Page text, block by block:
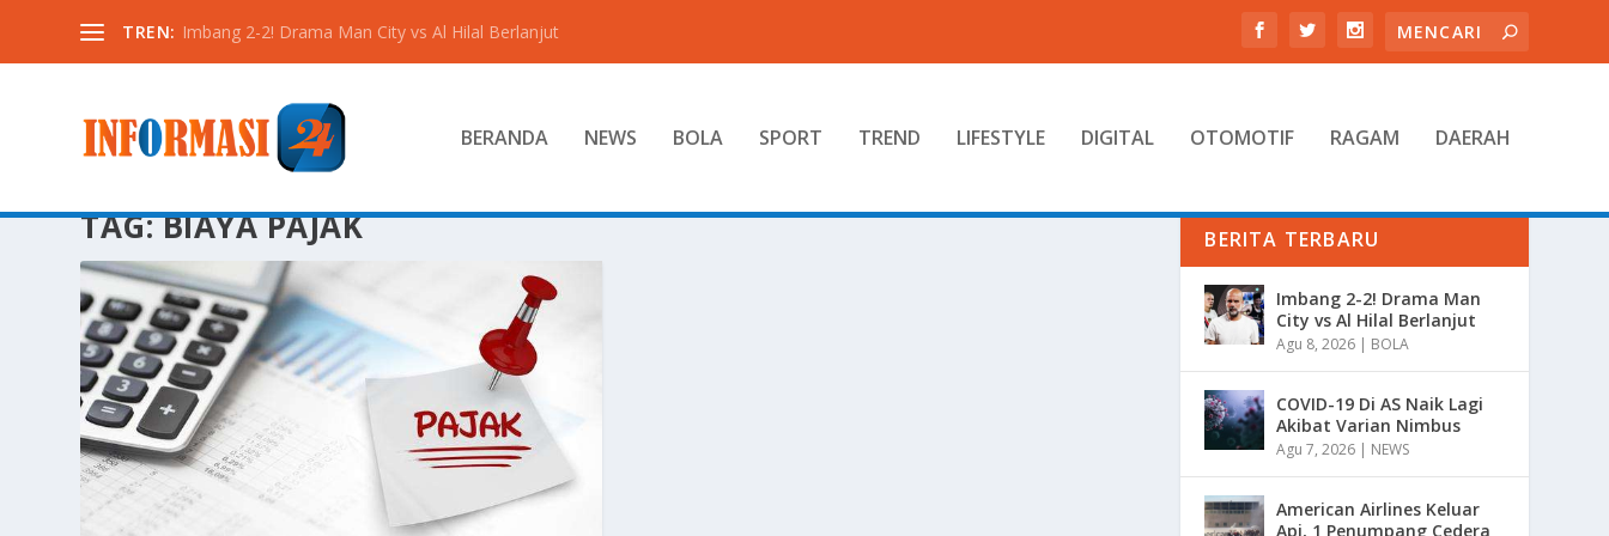
TREN: Imbang 2-2! Drama Man City vs Al Hilal Berlanjut
BERANDA NEWS BOLA SPORT TREND LIFESTYLE DIGITAL OTOMOTIF RAGAM DAERAH
TAG:BIAYA PAJAK BERITA TERBARU
Imbang 2-2! Drama Man
City vs Al Hilal Berlanjut
Agu 8, 2026 | BOLA
COVID-19 Di AS Naik Lagi
Akibat Varian Nimbus
Agu 7, 2026 | NEWS
American Airlines Keluar
Api, 1 Penumpang Cedera